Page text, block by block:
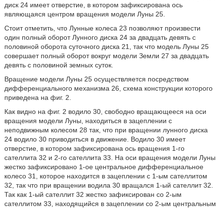
диск 24 имеет отверстие, в котором зафиксирована ось
являющаяся центром вращения модели Луны 25.
Стоит отметить, что Лунные колеса 23 позволяют произвести
один полный оборот Лунного диска 24 за двадцать девять с
половиной оборота суточного диска 21, так что модель Луны 25
совершает полный оборот вокруг модели Земли 27 за двадцать
девять с половиной земных суток.
Вращение модели Луны 25 осуществляется посредством
дифференциального механизма 26, схема конструкции которого
приведена на фиг. 2.
Как видно на фиг. 2 водило 30, свободно вращающееся на оси
вращения модели Луны, находиться в зацеплении с
неподвижным колесом 28 так, что при вращении лунного диска
24 водило 30 приводиться в движение. Водило 30 имеет
отверстие, в котором зафиксирована ось вращения 1-го
сателлита 32 и 2-го сателлита 33. На оси вращения модели Луны
жестко зафиксировано 1-ое центральное дифференциальное
колесо 31, которое находится в зацеплении с 1-ым сателлитом
32, так что при вращении водила 30 вращался 1-ый сателлит 32.
Так как 1-ый сателлит 32 жестко зафиксирован со 2-ым
сателлитом 33, находящийся в зацеплении со 2-ым центральным